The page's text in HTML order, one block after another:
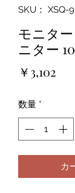
SKU： XSQ-
モニタ
ニター
￥3,102
数量 *
カ